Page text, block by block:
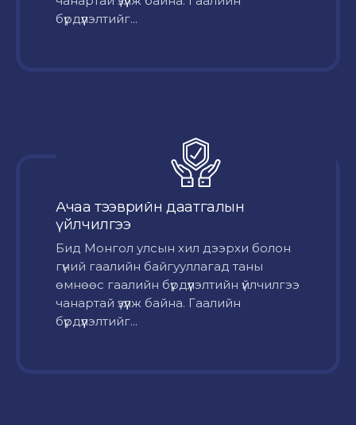
бүрдүүлэлтийг...
Ачаа тээврийн даатгалын
үйлчилгээ
Бид Монгол улсын хил дээрхи болон
гүний гаалийн байгууллагад таны
өмнөөс гаалийн бүрдүүлэлтийн үйлчилгээ
чанартай үзүүлж байна. Гаалийн
бүрдүүлэлтийг...